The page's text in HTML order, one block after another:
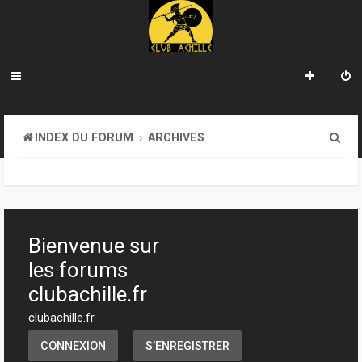
INDEX DU FORUM ARCHIVES
h
Bienvenue sur
les forums
clubachille.fr
clubachille.fr
CONNEXION S’ENREGISTRER